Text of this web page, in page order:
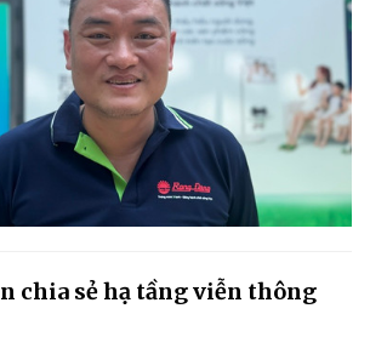
chia sẻ hạ tầng viễn thông